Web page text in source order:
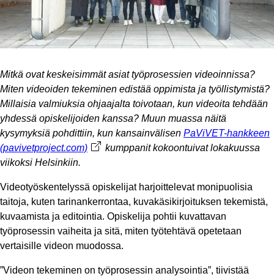
Mitkä ovat keskeisimmät asiat työprosessien videoinnissa?
Miten videoiden tekeminen edistää oppimista ja työllistymistä?
Millaisia valmiuksia ohjaajalta toivotaan, kun videoita tehdään
yhdessä opiskelijoiden kanssa? Muun muassa näitä
kysymyksiä pohdittiin, kun kansainvälisen PaViVET-hankkeen
(pavivetproject.com) Avautuu uuteen välilehteen
kumppanit kokoontuivat lokakuussa
viikoksi Helsinkiin.
Videotyöskentelyssä opiskelijat harjoittelevat monipuolisia
taitoja, kuten tarinankerrontaa, kuvakäsikirjoituksen tekemistä,
kuvaamista ja editointia. Opiskelija pohtii kuvattavan
työprosessin vaiheita ja sitä, miten työtehtävä opetetaan
vertaisille videon muodossa.
”Videon tekeminen on työprosessin analysointia”, tiivistää